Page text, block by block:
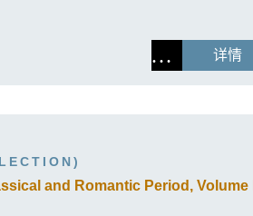
详情
and Romantic Period, Volume II